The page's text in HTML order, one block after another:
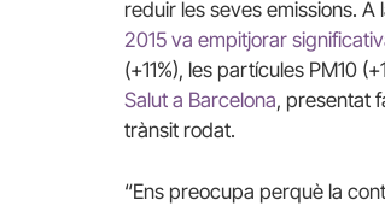
reduir les seves emissions.
2015 va empitjorar
(+11%), les partícules PM10
Salut a Barcelona, presentat
trànsit rodat.
“Ens preocupa perquè la